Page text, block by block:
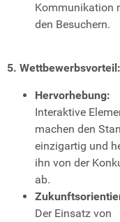
Kommunikation
den Besuchern.
5. Wettbewerbsvorteil:
Hervorhebung:
Interaktive
machen den
einzigartig und
ihn von der
ab.
Der Einsatz von